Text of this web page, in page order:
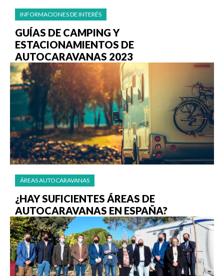
INFORMACIONES DE INTERÉS
GUÍAS DE CAMPING Y
ESTACIONAMIENTOS DE
AUTOCARAVANAS 2023
ÁREAS AUTOCARAVANAS
¿HAY SUFICIENTES ÁREAS DE
AUTOCARAVANAS EN ESPAÑA?